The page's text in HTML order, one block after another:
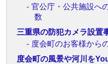
官公庁・公共施設へ
数
三重県の防犯カメラ設置
度会町のお客様から
度会町の風景や河川を